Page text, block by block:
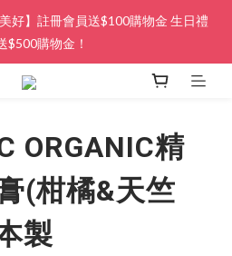
好】註冊會員送$100購物金 生日禮
$500購物金！
ORGANIC精
(柑橘&天竺
製